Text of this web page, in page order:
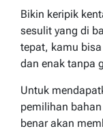
Bikin keripik
sesulit yang di
tepat, kamu
dan enak tanpa
Untuk
pemilihan
benar akan